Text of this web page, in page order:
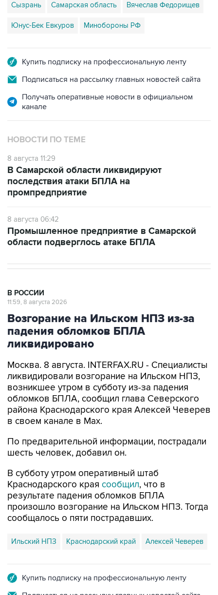
Сызрань Самарская область Вячеслав Федорищев
Юнус-Бек Евкуров Минобороны РФ
Купить подписку на профессиональную ленту
Подписаться на рассылку главных новостей сайта
Получать оперативные новости в официальном
канале
НОВОСТИ ПО ТЕМЕ
8 августа 11:29
В Самарской области ликвидируют
последствия атаки БПЛА на
промпредприятие
8 августа 06:42
Промышленное предприятие в Самарской
области подверглось атаке БПЛА
В РОССИИ
11:59, 8 августа 2026
Возгорание на Ильском НПЗ из-за
падения обломков БПЛА
ликвидировано
Москва. 8 августа. INTERFAX.RU - Специалисты
ликвидировали возгорание на Ильском НПЗ,
возникшее утром в субботу из-за падения
обломков БПЛА, сообщил глава Северского
района Краснодарского края Алексей Чеверев
в своем канале в Max.
По предварительной информации, пострадали
шесть человек, добавил он.
В субботу утром оперативный штаб
Краснодарского края сообщил, что в
результате падения обломков БПЛА
произошло возгорание на Ильском НПЗ. Тогда
сообщалось о пяти пострадавших.
Ильский НПЗ Краснодарский край Алексей Чеверев
Купить подписку на профессиональную ленту